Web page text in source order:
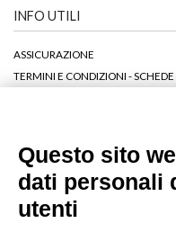
INFO UTILI
ASSICURAZIONE
TERMINI E CONDIZIONI -
DOCUMENTI RELATIVI AL
LINK UTILI
EU - SAFETY LIST
PRIVACY POLICY
Questo sito
dati personali
utenti